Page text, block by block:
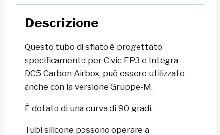
Descrizione
Questo tubo di sfiato è progettato
specificamente per Civic EP3 e Integra
DC5 Carbon Airbox, può essere utilizzato
anche con la versione Gruppe-M.
È dotato di una curva di 90 gradi.
Tubi silicone possono operare a